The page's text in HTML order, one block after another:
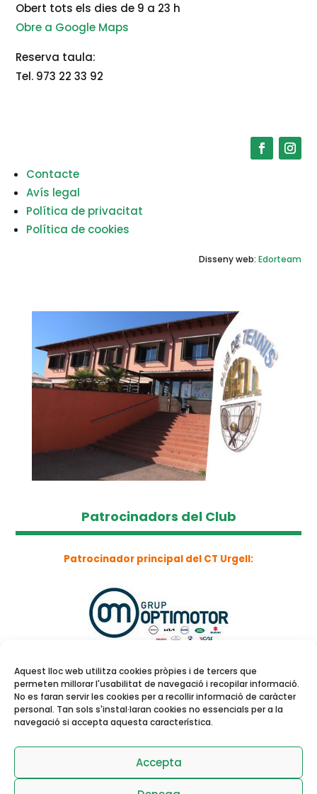
Aquest lloc web utilitza cookies pròpies i de tercers que
permeten millorar l'usabilitat de navegació i recopilar informació.
No es faran servir les cookies per a recollir informació de caràcter
personal. Tan sols s'instal·laran cookies no essencials per a la
navegació si accepta aquesta característica.
Accepta
Obert tots els dies de 9 a 23 h
Obre a Google Maps
Reserva taula:
Tel. 973 22 33 92
Contacte
Avís legal
Política de privacitat
Política de cookies
Disseny web: Edorteam
Patrocinadors del Club
Patrocinador principal del CT Urgell:
activitats dirigides